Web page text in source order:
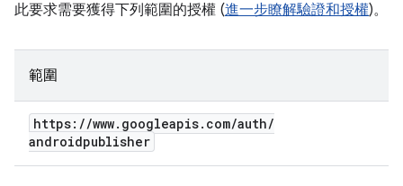
此要求需要獲得下列範圍的授權 (進一步瞭解驗證和授權)。
範圍
https: //www. googleapis. com/auth/
androidpublisher